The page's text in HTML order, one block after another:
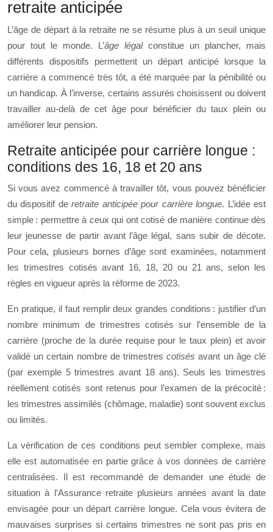
retraite anticipée
L’âge de départ à la retraite ne se résume plus à un seuil unique
pour tout le monde. L’âge légalconstitue un plancher, mais
différents dispositifs permettent un départ anticipé lorsque la
carrière a commencé très tôt, a été marquée par la pénibilité ou
un handicap. À l’inverse, certains assurés choisissent ou doivent
travailler au‑delà de cet âge pour bénéficier du taux plein ou
améliorer leur pension.
Retraite anticipée pour carrière longue :
conditions des 16, 18 et 20 ans
Si vous avez commencé à travailler tôt, vous pouvez bénéficier
du dispositif deretraite anticipée pour carrière longue. L’idée est
simple : permettre à ceux qui ont cotisé de manière continue dès
leur jeunesse de partir avant l’âge légal, sans subir de décote.
Pour cela, plusieurs bornes d’âge sont examinées, notamment
les trimestres cotisés avant 16, 18, 20 ou 21 ans, selon les
règles en vigueur après la réforme de 2023.
En pratique, il faut remplir deux grandes conditions : justifier d’un
nombre minimum de trimestres cotisés sur l’ensemble de la
carrière (proche de la durée requise pour le taux plein) et avoir
validé un certain nombre de trimestrescotisés avant un âge clé
(par exemple 5 trimestres avant 18 ans). Seuls les trimestres
réellement cotisés sont retenus pour l’examen de la précocité :
les trimestres assimilés (chômage, maladie) sont souvent exclus
ou limités.
La vérification de ces conditions peut sembler complexe, mais
elle est automatisée en partie grâce à vos données de carrière
centralisées. Il est recommandé de demander une étude de
situation à l’Assurance retraite plusieurs années avant la date
envisagée pour un départ carrière longue. Cela vous évitera de
mauvaises surprises si certains trimestres ne sont pas pris en